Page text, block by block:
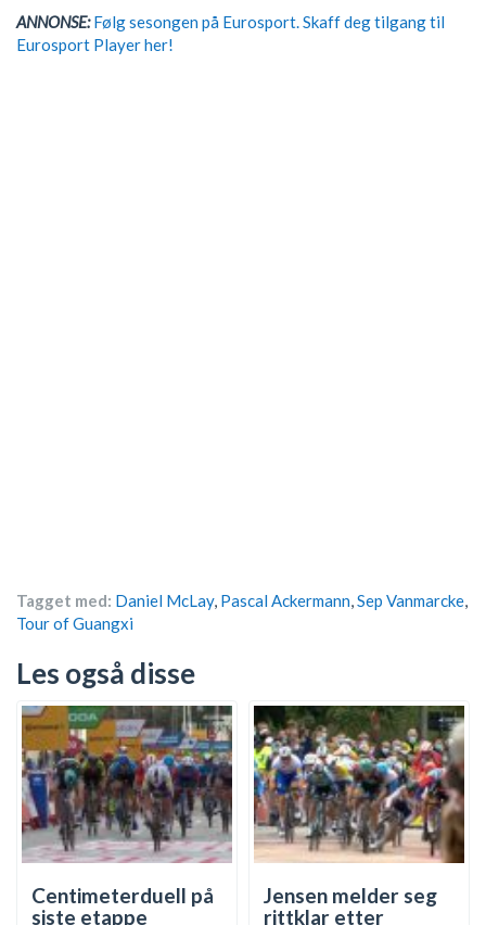
ANNONSE: Følg sesongen på Eurosport. Skaff deg tilgang til
Eurosport Player her!
Tagget med: Daniel McLay, Pascal Ackermann,Sep Vanmarcke,
Tour of Guangxi
Les også disse
Centimeterduell på
siste etappe
Jensen melder seg
rittklar etter